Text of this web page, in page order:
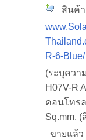
สินค้า
R-6-Blue/
(ระบุควา
H07V-R
คอนโทร
Sq.mm. (
ขายแล้